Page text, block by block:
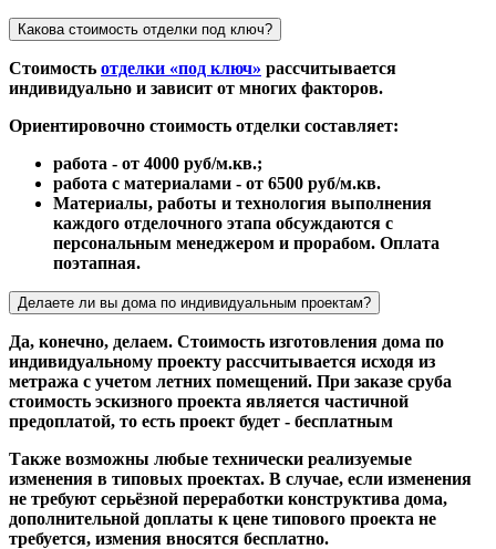
Какова стоимость отделки под ключ?
Стоимость отделки «под ключ» рассчитывается
индивидуально и зависит от многих факторов.
Ориентировочно стоимость отделки составляет:
работа - от 4000 руб/м.кв.;
работа с материалами - от 6500 руб/м.кв.
Материалы, работы и технология выполнения
каждого отделочного этапа обсуждаются с
персональным менеджером и прорабом. Оплата
поэтапная.
Делаете ли вы дома по индивидуальным проектам?
Да, конечно, делаем. Стоимость изготовления дома по
индивидуальному проекту рассчитывается исходя из
метража с учетом летних помещений. При заказе сруба
стоимость эскизного проекта является частичной
предоплатой, то есть проект будет - бесплатным
Также возможны любые технически реализуемые
изменения в типовых проектах. В случае, если изменения
не требуют серьёзной переработки конструктива дома,
дополнительной доплаты к цене типового проекта не
требуется, измения вносятся бесплатно.